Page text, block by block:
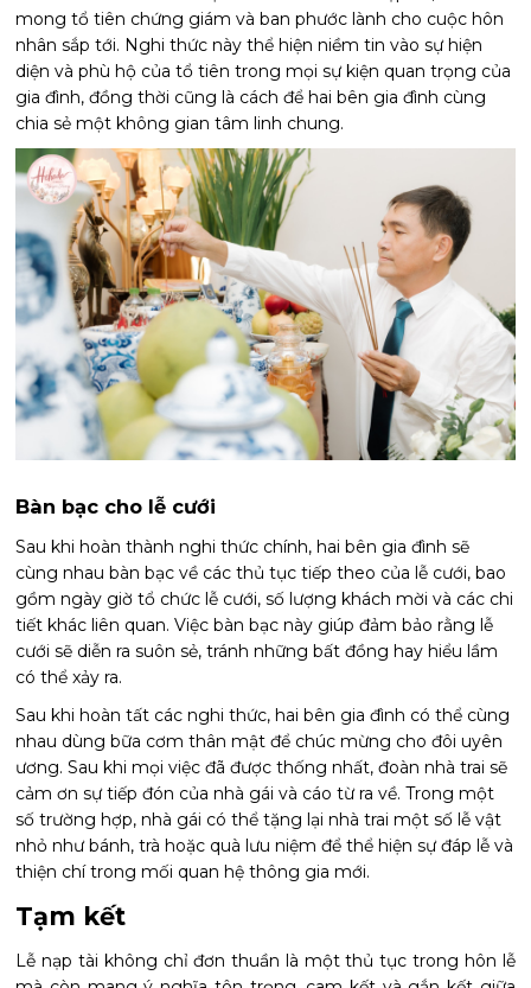
mong tổ tiên chứng giám và ban phước lành cho cuộc hôn
nhân sắp tới. Nghi thức này thể hiện niềm tin vào sự hiện
diện và phù hộ của tổ tiên trong mọi sự kiện quan trọng của
gia đình, đồng thời cũng là cách để hai bên gia đình cùng
chia sẻ một không gian tâm linh chung.
Bàn bạc cho lễ cưới
Sau khi hoàn thành nghi thức chính, hai bên gia đình sẽ
cùng nhau bàn bạc về các thủ tục tiếp theo của lễ cưới, bao
gồm ngày giờ tổ chức lễ cưới, số lượng khách mời và các chi
tiết khác liên quan. Việc bàn bạc này giúp đảm bảo rằng lễ
cưới sẽ diễn ra suôn sẻ, tránh những bất đồng hay hiểu lầm
có thể xảy ra.
Sau khi hoàn tất các nghi thức, hai bên gia đình có thể cùng
nhau dùng bữa cơm thân mật để chúc mừng cho đôi uyên
ương. Sau khi mọi việc đã được thống nhất, đoàn nhà trai sẽ
cảm ơn sự tiếp đón của nhà gái và cáo từ ra về. Trong một
số trường hợp, nhà gái có thể tặng lại nhà trai một số lễ vật
nhỏ như bánh, trà hoặc quà lưu niệm để thể hiện sự đáp lễ và
thiện chí trong mối quan hệ thông gia mới.
Tạm kết
Lễ nạp tài không chỉ đơn thuần là một thủ tục trong hôn lễ